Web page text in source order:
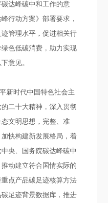
达峰碳中和工作的意
行动方案》部署要求，
管理水平，促进相关行
色低碳消费，助力实现
意见。
新时代中国特色社会主
二十大精神，深入贯彻
文明思想，完整、准
快构建新发展格局，着
央、国务院碳达峰碳中
动建立符合国情实际的
点产品碳足迹核算方法
足迹背景数据库，推进